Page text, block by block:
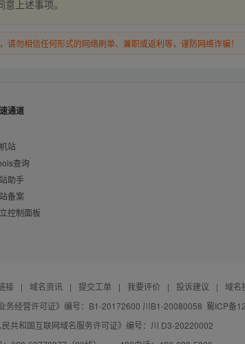
上述事项。
勿相信任何形式的网络刷单、兼职或返利等，谨防网络诈骗！
通道
站
查询
助手
备案
控制面板
接 | 域名资讯 | 提交工单 | 我要评价 | 投诉建议 |
域名
务经营许可证》编号：B1-20172600 川B1-20080058 蜀ICP备
民共和国互联网域名服务许可证》编号：川 D3-20220002